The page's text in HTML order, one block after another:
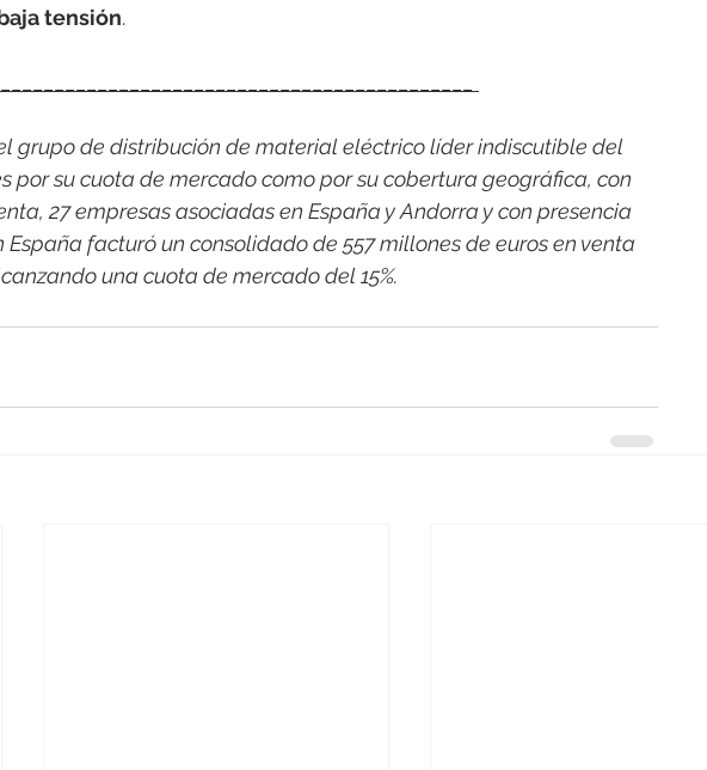
tensión.
el grupo de distribución de material eléctrico líder indiscutible del
por su cuota de mercado como por su cobertura geográfica, con
27 empresas asociadas en España y Andorra y con presencia
España facturó un consolidado de 557 millones de euros en venta
una cuota de mercado del 15%.